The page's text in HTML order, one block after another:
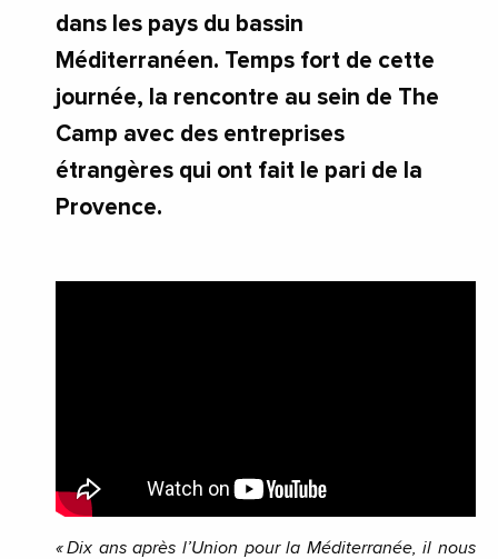
dans les pays du bassin
Méditerranéen. Temps fort de cette
journée, la rencontre au sein de The
Camp avec des entreprises
étrangères qui ont fait le pari de la
Provence.
« Dix ans après l’Union pour la Méditerranée, il nous